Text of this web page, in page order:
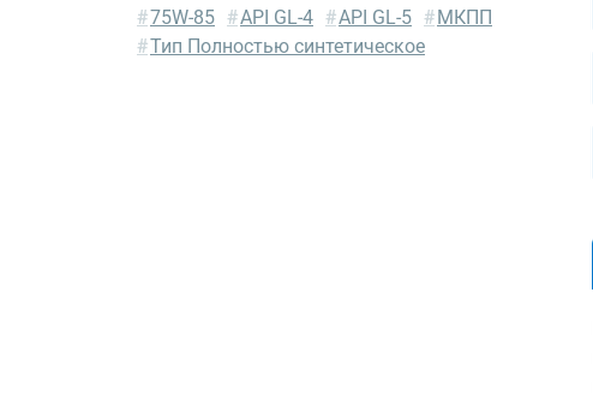
DTFR
13B150
#75W-85 #API GL-4 #API GL-5 #МКПП
#Тип Полностью синтетическое